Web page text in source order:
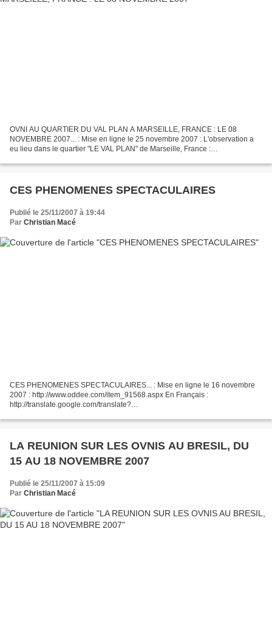
OVNI AU QUARTIER DU VAL PLAN A MARSEILLE, FRANCE : LE 08
NOVEMBRE 2007... : Mise en ligne le 25 novembre 2007 : L'observation a
eu lieu dans le quartier "LE VAL PLAN" de Marseille, France :
CES PHENOMENES SPECTACULAIRES
Publié le 25/11/2007 à 19:44
Par Christian Macé
CES PHENOMENES SPECTACULAIRES... : Mise en ligne le 16 novembre
2007 : http://www.oddee.com/item_91568.aspx En Français :
http://translate.google.com/translate?
Cfr&hl=fr&ie=UTF-8
LA REUNION SUR LES OVNIS AU BRESIL, DU
15 AU 18 NOVEMBRE 2007
Publié le 25/11/2007 à 15:09
Par Christian Macé